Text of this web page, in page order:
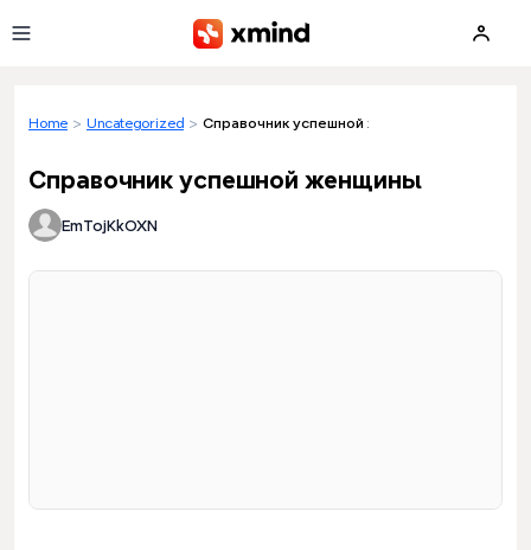
Home > Uncategorized > Справочник успешной женщины
Справочник успешной женщины
EmTojKkOXN